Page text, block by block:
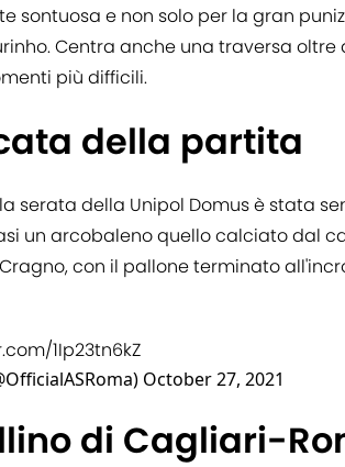
sontuosa e non solo per la gran
Centra anche una traversa oltre
più difficili.
della partita
serata della Unipol Domus è stata
un arcobaleno quello calciato dal
con il pallone terminato
1Ip23tn6kZ
October 27, 2021
di Cagliari-